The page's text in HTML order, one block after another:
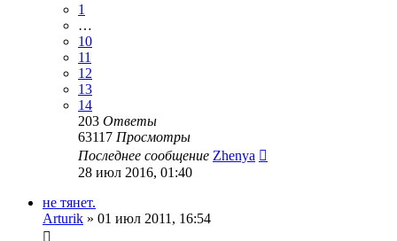
1
…
10
11
12
13
14
203 Ответы
63117 Просмотры
Последнее сообщение Zhenya
28 июл 2016, 01:40
не тянет.
Arturik » 01 июл 2011, 16:54